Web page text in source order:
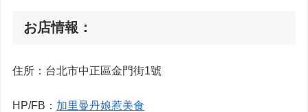
お店情報：
住所：台北市中正區金門街1號
HP/FB： 加里曼丹娘惹美食